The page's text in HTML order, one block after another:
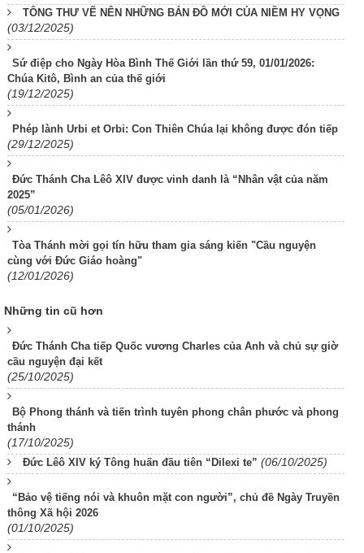
TÔNG THƯ VẼ NÊN NHỮNG BẢN ĐỒ MỚI CỦA NIỀM HY VỌNG
(03/12/2025)
Sứ điệp cho Ngày Hòa Bình Thế Giới lần thứ 59, 01/01/2026:
Chúa Kitô, Bình an của thế giới
(19/12/2025)
Phép lành Urbi et Orbi: Con Thiên Chúa lại không được đón tiếp
(29/12/2025)
Đức Thánh Cha Lêô XIV được vinh danh là “Nhân vật của năm
2025”
(05/01/2026)
Tòa Thánh mời gọi tín hữu tham gia sáng kiến "Cầu nguyện
cùng với Đức Giáo hoàng"
(12/01/2026)
Những tin cũ hơn
Đức Thánh Cha tiếp Quốc vương Charles của Anh và chủ sự giờ
cầu nguyện đại kết
(25/10/2025)
Bộ Phong thánh và tiến trình tuyên phong chân phước và phong
thánh
(17/10/2025)
Đức Lêô XIV ký Tông huấn đầu tiên “Dilexi te” (06/10/2025)
“Bảo vệ tiếng nói và khuôn mặt con người”, chủ đề Ngày Truyền
thông Xã hội 2026
(01/10/2025)